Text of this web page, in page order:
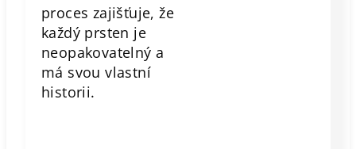
proces zajišťuje, že
každý prsten je
neopakovatelný a
má svou vlastní
historii.